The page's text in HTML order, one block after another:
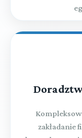
zakładanie